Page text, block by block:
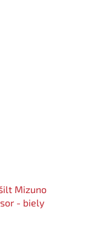
Mizuno
- biely